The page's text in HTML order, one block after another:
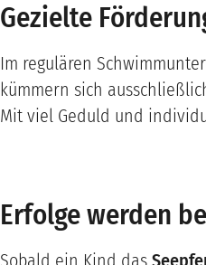
Gezielte
Im regulären
kümmern sich
Mit viel Geduld und
Erfolge werden